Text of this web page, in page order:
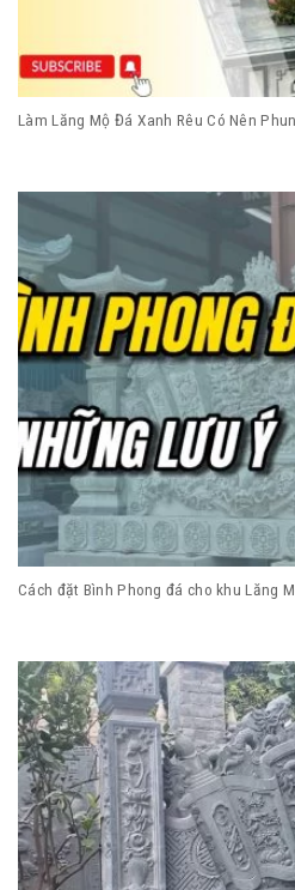
Làm Lăng Mộ Đá Xanh Rêu Có Nên
Cách đặt Bình Phong đá cho khu Lăng